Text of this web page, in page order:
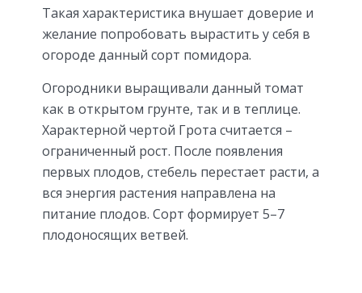
Такая характеристика внушает доверие и
желание попробовать вырастить у себя в
огороде данный сорт помидора.
Огородники выращивали данный томат
как в открытом грунте, так и в теплице.
Характерной чертой Грота считается –
ограниченный рост. После появления
первых плодов, стебель перестает расти, а
вся энергия растения направлена на
питание плодов. Сорт формирует 5–7
плодоносящих ветвей.